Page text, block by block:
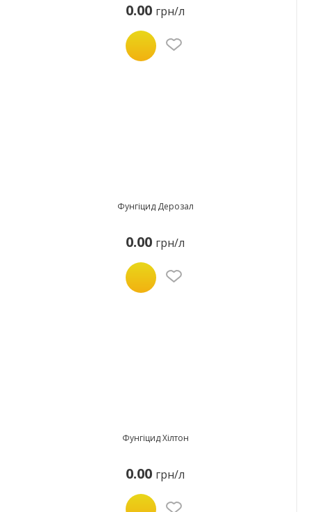
0.00 грн/л
Фунгіцид Дерозал
0.00 грн/л
Фунгіцид Хілтон
0.00 грн/л